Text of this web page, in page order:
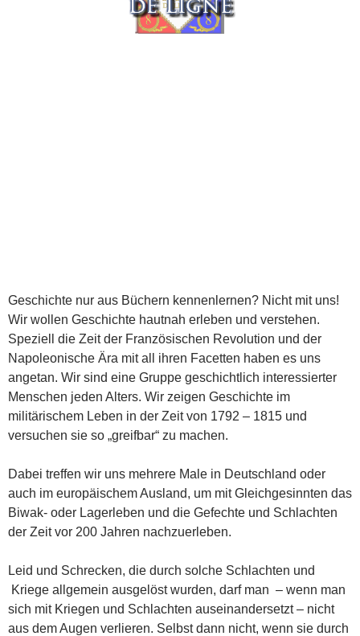
Geschichte nur aus Büchern kennenlernen? Nicht mit uns!
Wir wollen Geschichte hautnah erleben und verstehen.
Speziell die Zeit der Französischen Revolution und der
Napoleonische Ära mit all ihren Facetten haben es uns
angetan. Wir sind eine Gruppe geschichtlich interessierter
Menschen jeden Alters. Wir zeigen Geschichte im
militärischem Leben in der Zeit von 1792 – 1815 und
versuchen sie so „greifbar“ zu machen.
Dabei treffen wir uns mehrere Male in Deutschland oder
auch im europäischem Ausland, um mit Gleichgesinnten das
Biwak- oder Lagerleben und die Gefechte und Schlachten
der Zeit vor 200 Jahren nachzuerleben.
Leid und Schrecken, die durch solche Schlachten und
Kriege allgemein ausgelöst wurden, darf man – wenn man
sich mit Kriegen und Schlachten auseinandersetzt – nicht
aus dem Augen verlieren. Selbst dann nicht, wenn sie durch